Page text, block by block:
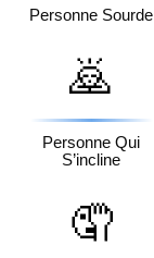
Personne Sourde
🙇
Personne Qui
S’incline
🤦